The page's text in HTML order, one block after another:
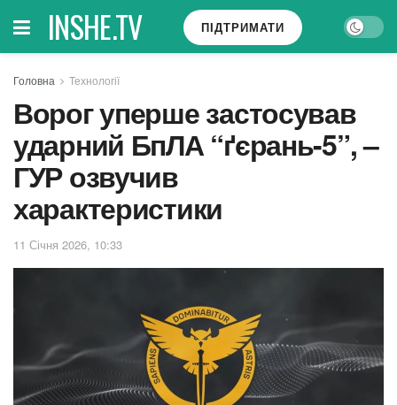
INSHE.TV ПІДТРИМАТИ
Головна Технології
Ворог уперше застосував
ударний БпЛА “ґєрань-5”, –
ГУР озвучив
характеристики
11 Січня 2026, 10:33